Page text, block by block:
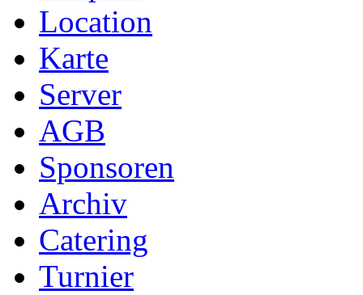
Location
Karte
Server
AGB
Sponsoren
Archiv
Catering
Turnier